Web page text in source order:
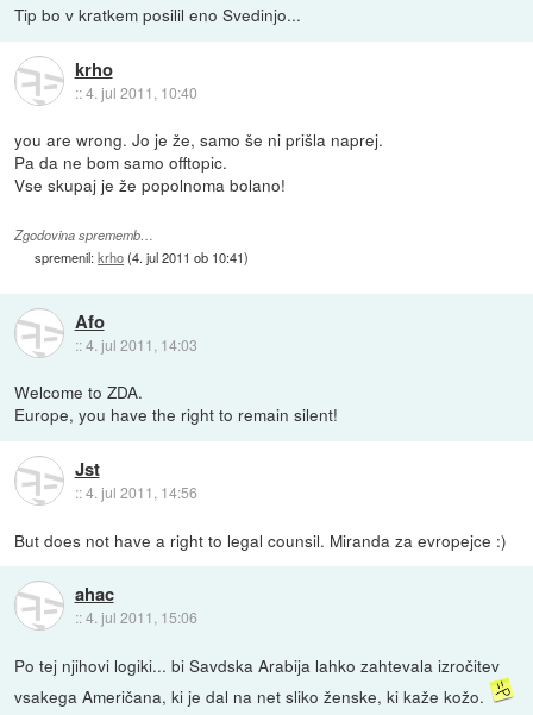
Tip bo v kratkem posilil eno Svedinjo...
krho
::4. jul 2011, 10:40
you are wrong. Jo je že, samo še ni prišla naprej.
Pa da ne bom samo offtopic.
Vse skupaj je že popolnoma bolano!
Zgodovina sprememb…
spremenil:krho(4. jul 2011 ob 10:41)
Afo
::4. jul 2011, 14:03
Welcome to ZDA.
Europe, you have the right to remain silent!
Jst
::4. jul 2011, 14:56
But does not have a right to legal counsil. Miranda za evropejce :)
ahac
::4. jul 2011, 15:06
Po tej njihovi logiki... bi Savdska Arabija lahko zahtevala izročitev
vsakega Američana, ki je dal na net sliko ženske, ki kaže kožo.